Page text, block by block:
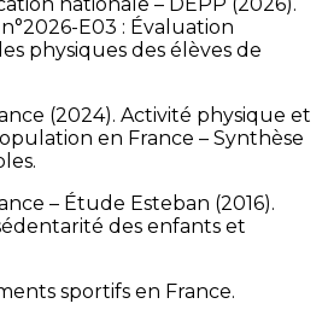
nationale – DEPP (2026).
E03 : Évaluation
physiques des élèves de
(2024). Activité physique et
en France – Synthèse
– Étude Esteban (2016).
des enfants et
sportifs en France.